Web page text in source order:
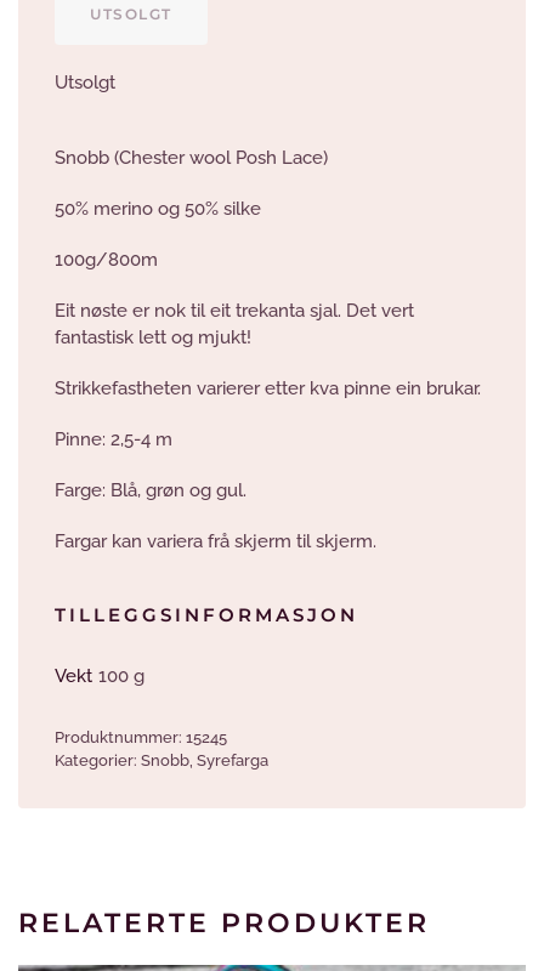
UTSOLGT
Utsolgt
Snobb (Chester wool Posh Lace)
50% merino og 50% silke
100g/800m
Eit nøste er nok til eit trekanta sjal. Det vert
fantastisk lett og mjukt!
Strikkefastheten varierer etter kva pinne ein brukar.
Pinne: 2,5-4 m
Farge: Blå, grøn og gul.
Fargar kan variera frå skjerm til skjerm.
TILLEGGSINFORMASJON
Vekt 100 g
Produktnummer: 15245
Kategorier: Snobb Syrefarga
RELATERTE PRODUKTER